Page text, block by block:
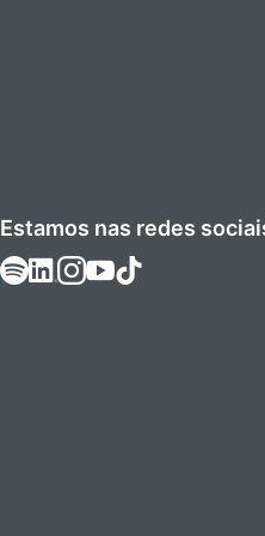
Estamos nas redes